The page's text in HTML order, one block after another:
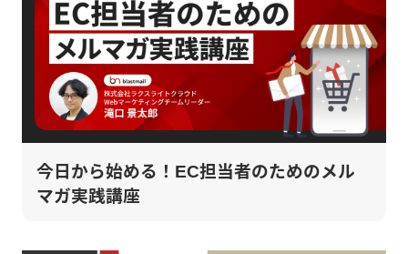
今日から始める！EC担当者のためのメル
マガ実践講座